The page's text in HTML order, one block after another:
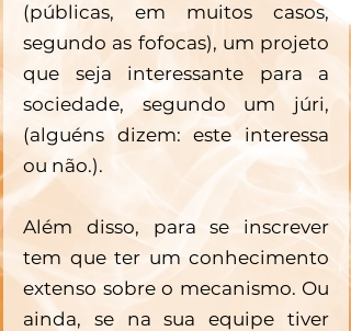
(públicas, em muitos casos,
segundo as fofocas), um projeto
que seja interessante para a
sociedade, segundo um júri,
(alguéns dizem: este interessa
ou não.).
Além disso, para se inscrever
tem que ter um conhecimento
extenso sobre o mecanismo. Ou
ainda, se na sua equipe tiver